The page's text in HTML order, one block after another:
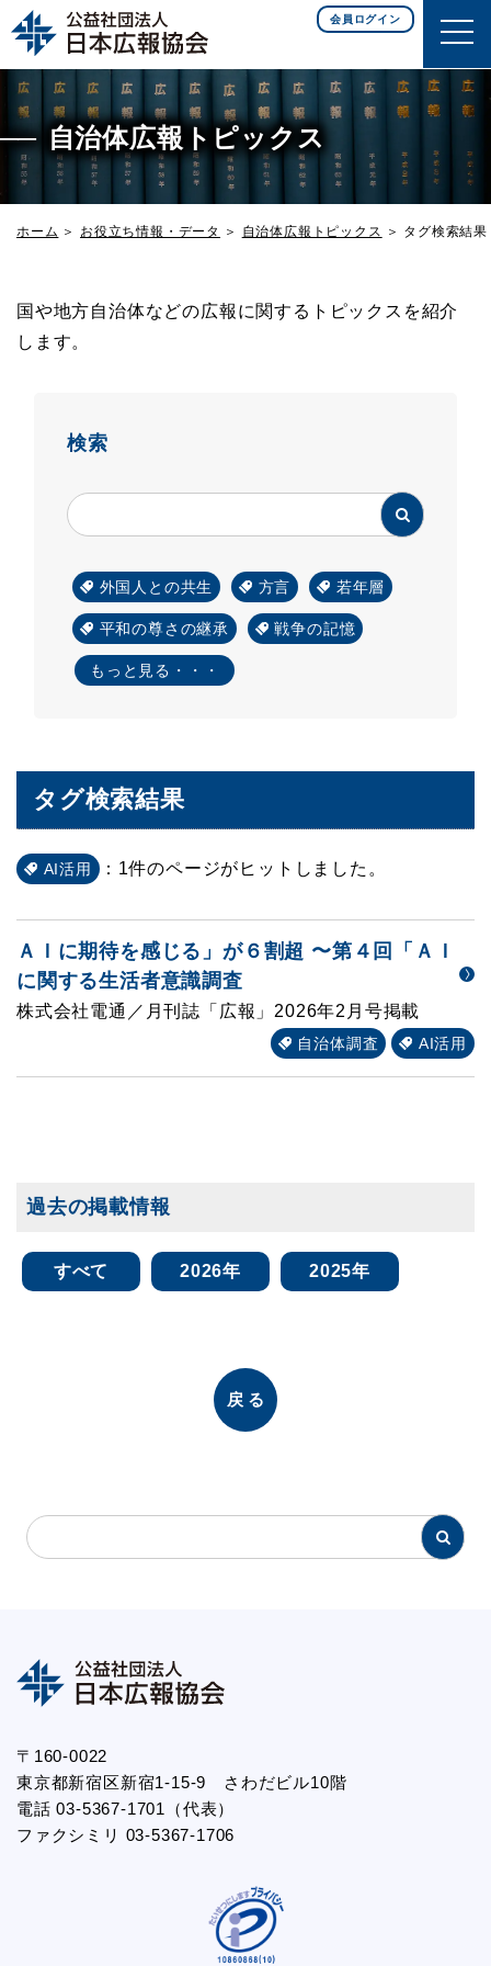
このページの本文へ移動
会員ログイン
自治体広報トピックス
ホーム お役立ち情報・データ 自治体広報トピックス タグ検索結果
国や地方自治体などの広報に関するトピックスを紹介
します。
検索
外国人との共生 方言 若年層
平和の尊さの継承 戦争の記憶
もっと見る・・・
タグ検索結果
AI活用 ：1件のページがヒットしました。
ＡＩに期待を感じる」が６割超 〜第４回「ＡＩ
に関する生活者意識調査
株式会社電通／月刊誌「広報」2026年2月号掲載
自治体調査 AI活用
過去の掲載情報
すべて 2026年 2025年
戻る
〒160-0022
東京都新宿区新宿1-15-9 さわだビル10階
電話 03-5367-1701（代表）
ファクシミリ 03-5367-1706